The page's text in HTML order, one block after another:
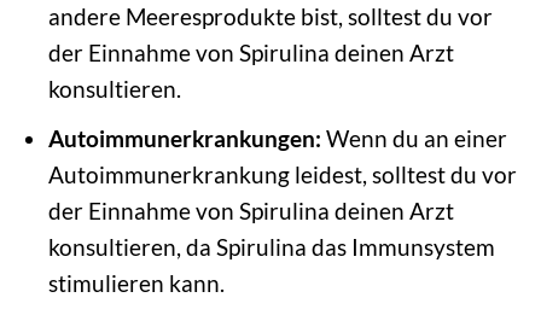
andere Meeresprodukte bist, solltest du vor
der Einnahme von Spirulina deinen Arzt
konsultieren.
Autoimmunerkrankungen: Wenn du an einer
Autoimmunerkrankung leidest, solltest du vor
der Einnahme von Spirulina deinen Arzt
konsultieren, da Spirulina das Immunsystem
stimulieren kann.